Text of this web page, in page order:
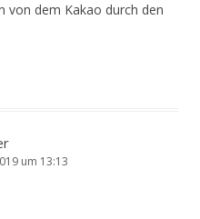
von dem Kakao durch den
um 13:13